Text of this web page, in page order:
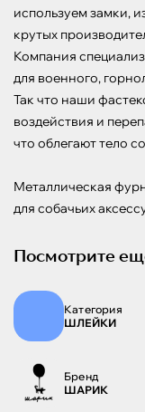
используем замки,
крутых
Компания
для военного,
Так что наши
воздействия и
что облегают тело
Металлическая
для собачьих
Посмотрите
Категория
ШЛЕЙКИ
Бренд
ШАРИК